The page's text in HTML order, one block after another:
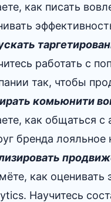
как писать
работать с
так, чтобы
комьюнити
как общаться с
бренда
как
Научитесь